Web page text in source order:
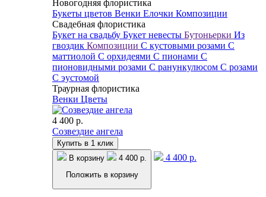
Новогодняя флористика
Букеты цветов Венки Елочки Композиции
Свадебная флористика
Букет на свадьбу Букет невесты Бутоньерки Из
гвоздик Композиции С кустовыми розами С
маттиолой С орхидеями С пионами С
пионовидными розами С ранункулюсом С розами
С эустомой
Траурная флористика
Венки Цветы
4 400 р.
Созвездие ангела
Купить в 1 клик
В корзину
4 400 р.
Положить в корзину
4 400 р.